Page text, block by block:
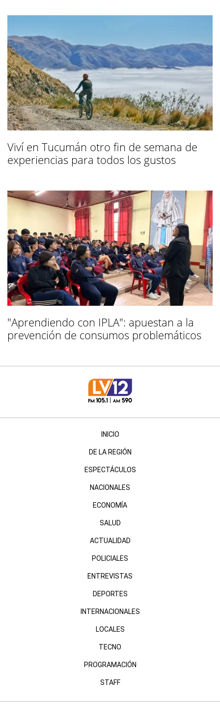
Viví en Tucumán otro fin de semana de
experiencias para todos los gustos
"Aprendiendo con IPLA": apuestan a la
prevención de consumos problemáticos
INICIO
DE LA REGIÓN
ESPECTÁCULOS
NACIONALES
ECONOMÍA
SALUD
ACTUALIDAD
POLICIALES
ENTREVISTAS
DEPORTES
INTERNACIONALES
LOCALES
TECNO
PROGRAMACIÓN
STAFF